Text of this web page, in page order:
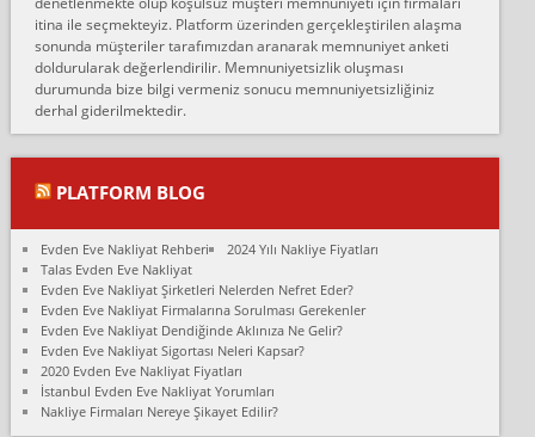
Konya ya Alicanlar naklyat la anlaştık bu şahıs evin taşınacağı gün
fiyatın mazoto gele...
Fatih kokmese:
Diyarbakır dan eşyamı getirtmek için anlaştım sözleşme yaptım.
Son anda fiyat artırdılar.. mecburiyetten tasittim.. bu kişiler ağrılı
Ali:
olduk. Asansörlü dediler sonra uraya asansör kurulmaz dediler
fark istediler. ortada asa...
Nimet:
Ben 2021 Ağustos ilk haftası Evimi taşıdım yani İstanbul'un bir
Mahallesi'nden bir başka Mahallesi'ne yani Ümraniye bölgesinde
oturuyorum önceleri ara...
Nimet Köse:
Merhaba ben 2021 Ağustos ilk haftası evimi Ümraniye'den Çok
itina ile seçmekteyiz. Platform üzerinden gerçekleştirilen alaşma
sonunda müşteriler tarafımızdan aranarak memnuniyet anketi
doldurularak değerlendirilir. Memnuniyetsizlik oluşması
durumunda bize bilgi vermeniz sonucu memnuniyetsizliğiniz
derhal giderilmektedir.
PLATFORM BLOG
Evden Eve Nakliyat Rehberi
2024 Yılı Nakliye Fiyatları
Talas Evden Eve Nakliyat
Evden Eve Nakliyat Şirketleri Nelerden Nefret Eder?
Evden Eve Nakliyat Firmalarına Sorulması Gerekenler
Evden Eve Nakliyat Dendiğinde Aklınıza Ne Gelir?
Evden Eve Nakliyat Sigortası Neleri Kapsar?
2020 Evden Eve Nakliyat Fiyatları
İstanbul Evden Eve Nakliyat Yorumları
Nakliye Firmaları Nereye Şikayet Edilir?